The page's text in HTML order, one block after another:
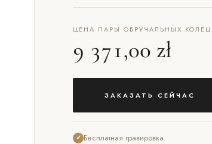
ЦЕНА ПАРЫ ОБРУЧАЛЬНЫХ КОЛЕЦ
9 371,00 zł
ЗАКАЗАТЬ СЕЙЧАС
✓ Бесплатная гравировка